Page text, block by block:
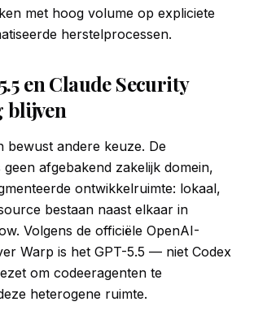
met hoog volume op expliciete
herstelprocessen.
en Claude Security
blijven
bewust andere keuze. De
geen afgebakend zakelijk domein,
ontwikkelruimte: lokaal,
bestaan naast elkaar in
Volgens de officiële OpenAI-
Warp is het GPT-5.5 — niet Codex
om codeeragenten te
heterogene ruimte.